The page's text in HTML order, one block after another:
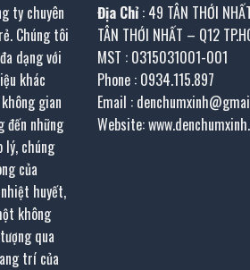
ty chuyên
Chúng tôi
dạng với
khác
gian
đến những
lý, chúng
của
huyết,
không
qua
trí của
Địa Chỉ : 49 TÂN THỚI
TÂN THỚI NHẤT – Q12
MST : 0315031001-001
Phone : 0934.115.897
Email :
Website: